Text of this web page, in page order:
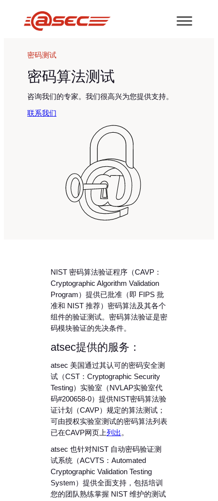
密码测试
密码算法测试
咨询我们的专家。我们很高兴为您提供支持。
联系我们
NIST 密码算法验证程序（CAVP：
Cryptographic Algorithm Validation
Program）提供已批准（即 FIPS 批
准和 NIST 推荐）密码算法及其各个
组件的验证测试。密码算法验证是密
码模块验证的先决条件。
atsec提供的服务：
atsec 美国通过其认可的密码安全测
试（CST：Cryptographic Security
Testing）实验室（NVLAP实验室代
码#200658-0）提供NIST密码算法验
证计划（CAVP）规定的算法测试；
可由授权实验室测试的密码算法列表
已在CAVP网页上列出 。
atsec 也针对NIST 自动密码验证测
试系统（ACVTS：Automated
Cryptographic Validation Testing
System）提供全面支持，包括培训
您的团队熟练掌握 NIST 维护的测试